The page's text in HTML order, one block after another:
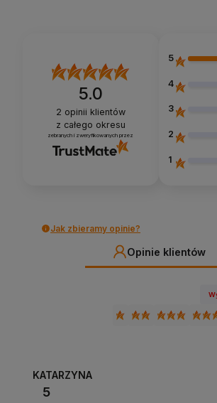
5.0
2 opinii klientów
z całego okresu
zebranych i zweryfikowanych przez
5
4
3
2
1
Jak zbieramy opinie?
Opinie klientów
KATARZYNA
5